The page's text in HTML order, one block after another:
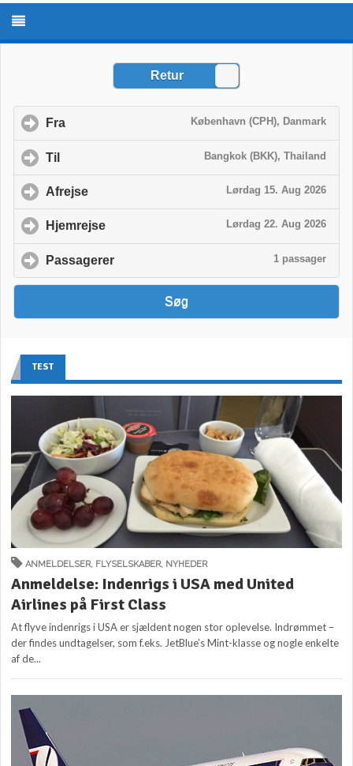
TEST
ANMELDELSER, FLYSELSKABER, NYHEDER
Anmeldelse: Indenrigs i USA med United
Airlines på First Class
At flyve indenrigs i USA er sjældent nogen stor oplevelse. Indrømmet –
der findes undtagelser, som f.eks. JetBlue’s Mint-klasse og nogle enkelte
af de...